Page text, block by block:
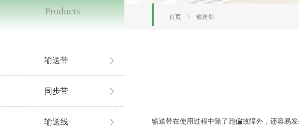
输送带在使用过程中除了跑偏故障外，还容易
首页 ꁇ 输送带
Products
输送带 ꁕ
同步带 ꁕ
输送线 ꁕ